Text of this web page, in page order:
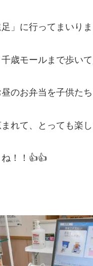
」に行ってまいりま
歳モールまで歩い
のお弁当を子供た
れて、とっても楽
！！👍👍